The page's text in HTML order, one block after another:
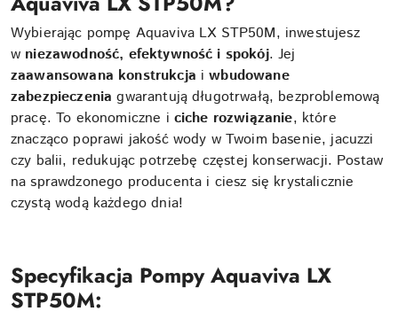
Wybierając pompę Aquaviva LX STP50M, inwestujesz
w niezawodność, efektywność i spokój. Jej
zaawansowana konstrukcja iwbudowane
zabezpieczenia gwarantują długotrwałą, bezproblemową
pracę. To ekonomiczne i ciche rozwiązanie, które
znacząco poprawi jakość wody w Twoim basenie, jacuzzi
czy balii, redukując potrzebę częstej konserwacji. Postaw
na sprawdzonego producenta i ciesz się krystalicznie
czystą wodą każdego dnia!
Specyfikacja Pompy Aquaviva LX
STP50M: